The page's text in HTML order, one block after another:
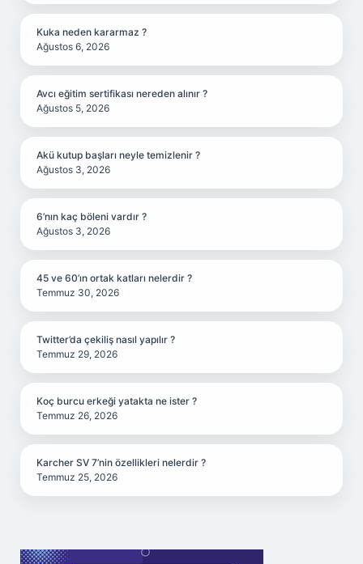
Kuka neden kararmaz ?
Ağustos 6, 2026
Avcı eğitim sertifikası nereden alınır ?
Ağustos 5, 2026
Akü kutup başları neyle temizlenir ?
Ağustos 3, 2026
6’nın kaç böleni vardır ?
Ağustos 3, 2026
45 ve 60’ın ortak katları nelerdir ?
Temmuz 30, 2026
Twitter’da çekiliş nasıl yapılır ?
Temmuz 29, 2026
Koç burcu erkeği yatakta ne ister ?
Temmuz 26, 2026
Karcher SV 7’nin özellikleri nelerdir ?
Temmuz 25, 2026